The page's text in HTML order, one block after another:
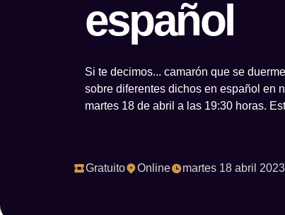
español
Si te decimos... camarón que se
sobre diferentes dichos en español en
martes 18 de abril a las 19:30 horas.
Gratuito Online martes 18 abril